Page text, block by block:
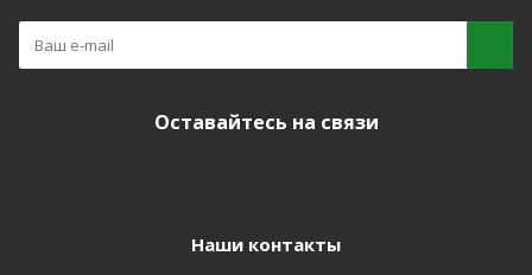
Оставайтесь на связи
Наши контакты